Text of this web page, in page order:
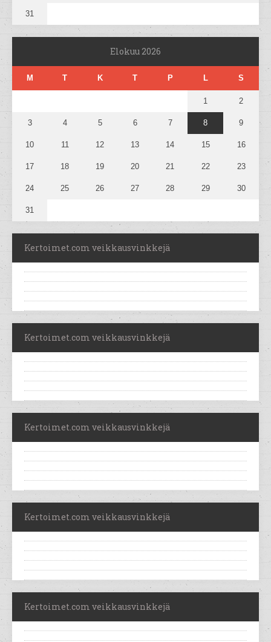
31
Elokuu 2026
M T K T P L S
1 2
3 4 5 6 7 8 9
10 11 12 13 14 15 16
17 18 19 20 21 22 23
24 25 26 27 28 29 30
31
Kertoimet.com veikkausvinkkejä
Kertoimet.com veikkausvinkkejä
Kertoimet.com veikkausvinkkejä
Kertoimet.com veikkausvinkkejä
Kertoimet.com veikkausvinkkejä